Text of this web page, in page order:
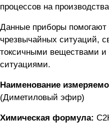
процессов на
Данные приборы помогают
чрезвычайных ситуаций,
токсичными веществами
ситуациями.
Наименование
(Диметиловый эфир)
Химическая формула: